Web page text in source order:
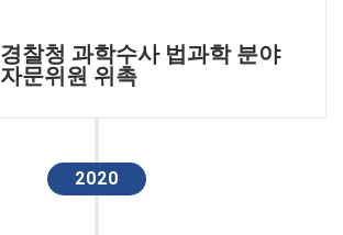
경찰청 과학수사 법과학 분야
자문위원 위촉
2020